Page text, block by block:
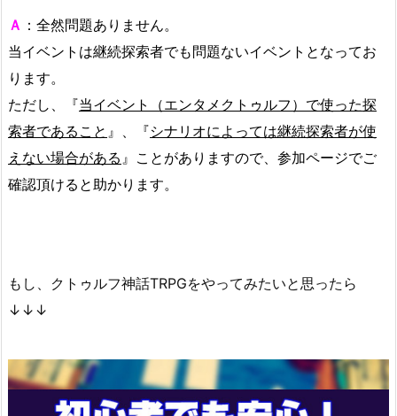
Ａ ：全然問題ありません。
当イベントは継続探索者でも問題ないイベントとなってお
ります。
ただし、『当イベント（エンタメクトゥルフ）で使った探
索者であること 』、『シナリオによっては継続探索者が使
えない場合がある 』ことがありますので、参加ページでご
確認頂けると助かります。
もし、クトゥルフ神話TRPGをやってみたいと思ったら
↓↓↓